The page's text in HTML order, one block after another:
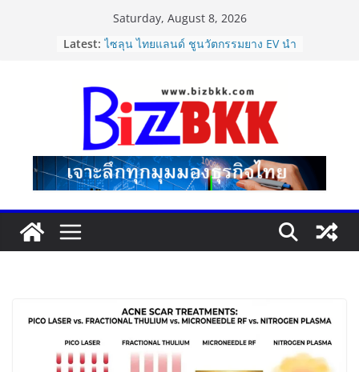
Saturday, August 8, 2026
Latest: ไซลุน ไทยแลนด์ ชูนวัตกรรมยาง EV นำ
2026
นายกฯ–รมว.ท่องเที่ยว ชื่นชม “เนเน่
รอยัล” หลังสร้างชื่อเสียงประเทศไทยบน
เวที America’s Got Talent พร้อมส่ง
กำลังใจสู่รอบต่อไป
Dr.TATTOF ประกาศยกระดับองค์กร ชู
แนวคิด “LASER” คุณค่าหลักในการขับ
ปฏิรูปภาษีบุหรี่ต้องถึงจุดเปลี่ยน สมาคม
การค้ายาสูบไทย หนุนโครงสร้างอัตรา
เดียว ลดบิดเบือนตลาด เพิ่ม
คุ้มครองสูงสุด 50,000 บาท ตอบโจทย์